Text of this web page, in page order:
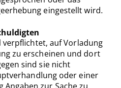
eingestellt wird.
verpflichtet, auf Vorladung
zu erscheinen und dort
sind sie nicht
oder einer